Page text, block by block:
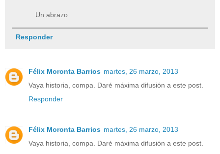
Un abrazo
Responder
Félix Moronta Barrios martes, 26 marzo, 2013
Vaya historia, compa. Daré máxima difusión a este post.
Responder
Félix Moronta Barrios martes, 26 marzo, 2013
Vaya historia, compa. Daré máxima difusión a este post.